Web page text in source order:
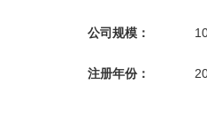
公司规模：
注册年份：